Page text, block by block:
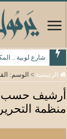
شارع لوبية ..
الرئيسية > الوسم:
أرشيف حسب
منظمة التحرير